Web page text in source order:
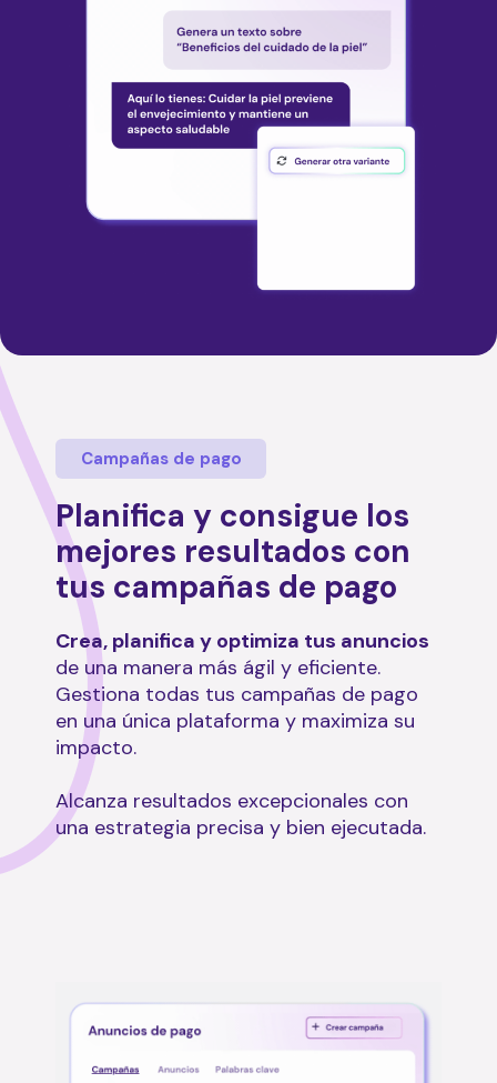
Campañas de pago
Planifica y consigue los
mejores resultados con
tus campañas de pago
Crea, planifica y optimiza tus anuncios
de una manera más ágil y eficiente.
Gestiona todas tus campañas de pago
en una única plataforma y maximiza su
impacto.
Alcanza resultados excepcionales con
una estrategia precisa y bien ejecutada.